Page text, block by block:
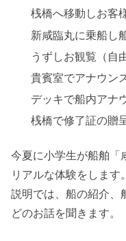
桟橋へ移動しお客
新咸臨丸に乗船し
うずしお観覧（自
貴賓室でアナウン
デッキで船内アナ
桟橋で修了証の贈
今夏に小学生が船舶「
リアルな体験をしま
説明では、船の紹介、
どのお話を聞きます。